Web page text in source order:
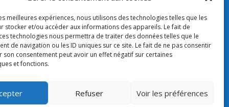
meilleures expériences, nous utilisons des technologies telles que les
stocker et/ou accéder aux informations des appareils. Le fait de
technologies nous permettra de traiter des données telles que le
de navigation ou les ID uniques sur ce site. Le fait de ne pas consentir
son consentement peut avoir un effet négatif sur certaines
et fonctions.
Refuser Voir les préférences
Nos partenaires
APEL